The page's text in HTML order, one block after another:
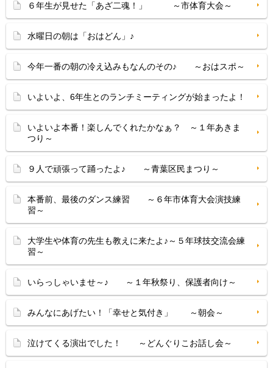
６年生が見せた「あざ二魂！」 ～市体育大会～
水曜日の朝は「おはどん」♪
今年一番の朝の冷え込みもなんのその♪ ～おはスポ～
いよいよ、6年生とのランチミーティングが始まったよ！
いよいよ本番！楽しんでくれたかなぁ？ ～１年あきま
つり～
９人で頑張って踊ったよ♪ ～青葉区民まつり～
本番前、最後のダンス練習 ～６年市体育大会演技練
習～
大学生や体育の先生も教えに来たよ♪～５年球技交流会練
習～
いらっしゃいませ～♪ ～１年秋祭り、保護者向け～
みんなにあげたい！「幸せと気付き」 ～朝会～
泣けてくる演出でした！ ～どんぐりこお話し会～